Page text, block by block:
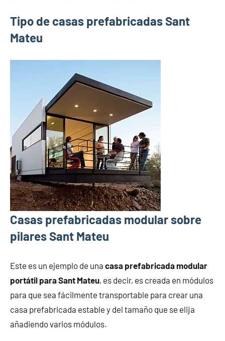
Tipo de casas prefabricadas Sant
Mateu
Casas prefabricadas modular sobre
pilares Sant Mateu
Este es un ejemplo de una casa prefabricada modular
portátil para Sant Mateu, es decir, es creada en módulos
para que sea fácilmente transportable para crear una
casa prefabricada estable y del tamaño que se elija
añadiendo varios módulos.